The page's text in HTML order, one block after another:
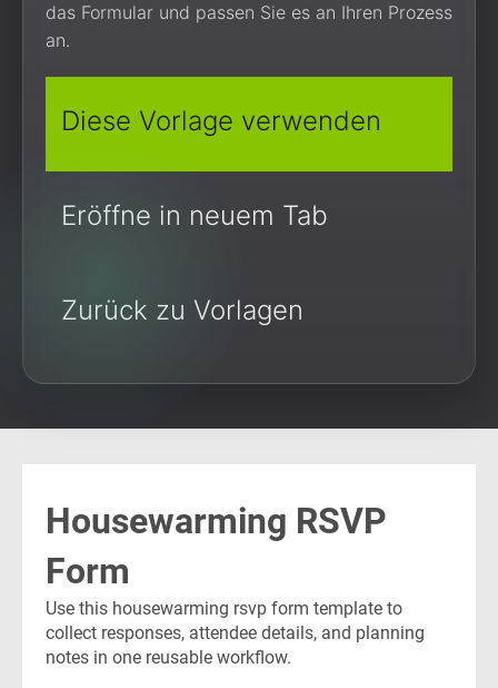
das Formular und passen Sie es an Ihren Prozess
an.
Diese Vorlage verwenden
Eröffne in neuem Tab
Zurück zu Vorlagen